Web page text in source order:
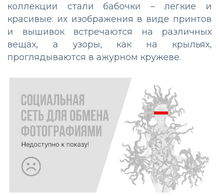
коллекции стали бабочки – легкие и
красивые: их изображения в виде принтов
и вышивок встречаются на различных
вещах, а узоры, как на крыльях,
проглядываются в ажурном кружеве.